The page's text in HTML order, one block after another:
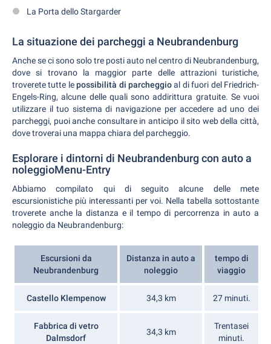
La Porta dello Stargarder
La situazione dei parcheggi a Neubrandenburg
Anche se ci sono solo tre posti auto nel centro di Neubrandenburg,
dove si trovano la maggior parte delle attrazioni turistiche,
troverete tutte lepossibilità di parcheggioal di fuori del Friedrich-
Engels-Ring, alcune delle quali sono addirittura gratuite. Se vuoi
utilizzare il tuo sistema di navigazione per accedere ad uno dei
parcheggi, puoi anche consultare in anticipo il sito web della città,
dove troverai una mappa chiara del parcheggio.
Esplorare i dintorni di Neubrandenburg con auto a
noleggioMenu-Entry
Abbiamo compilato qui di seguito alcune delle mete
escursionistiche più interessanti per voi. Nella tabella sottostante
troverete anche la distanza e il tempo di percorrenza in auto a
noleggio da Neubrandenburg:
Escursioni da
Neubrandenburg
Distanza in auto a
noleggio
tempo di
viaggio
Castello Klempenow 34,3 km 27 minuti.
Fabbrica di vetro
Dalmsdorf
34,3 km
Trentasei
minuti.